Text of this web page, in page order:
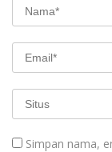
Simpan nama,